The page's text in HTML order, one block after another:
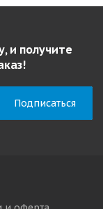
и получите